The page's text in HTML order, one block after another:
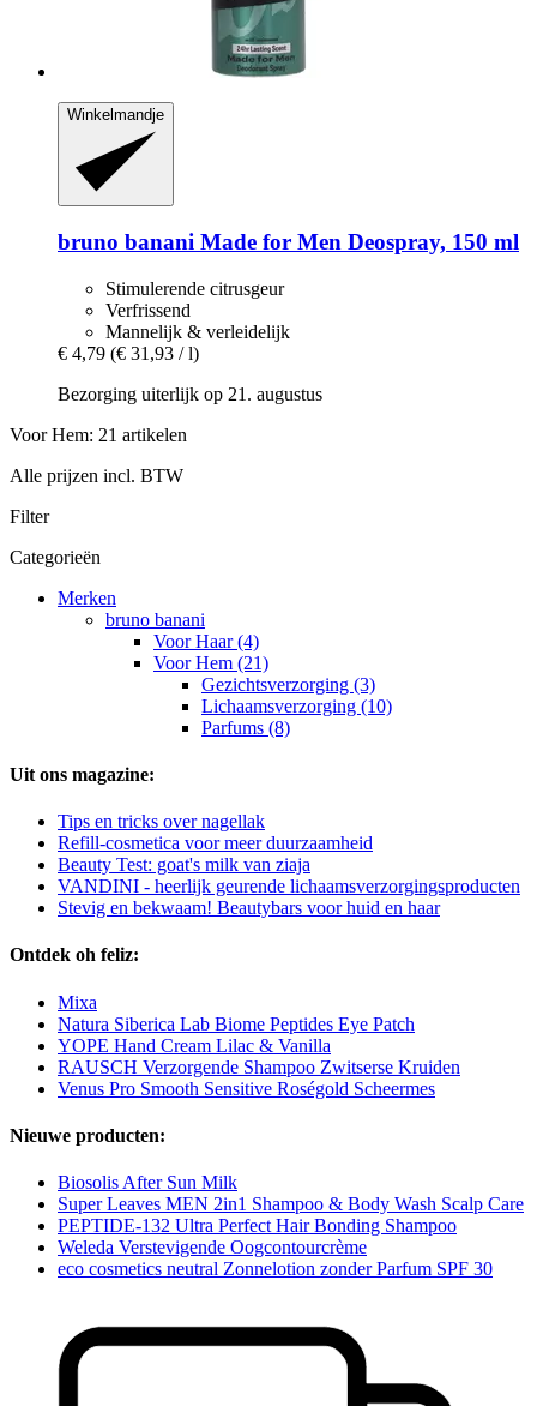
Winkelmandje
bruno banani Made for Men Deospray, 150 ml
Stimulerende citrusgeur
Verfrissend
Mannelijk & verleidelijk
€ 4,79 (€ 31,93 / l)
Bezorging uiterlijk op 21. augustus
Voor Hem: 21 artikelen
Alle prijzen incl. BTW
Filter
Categorieën
Merken
bruno banani
Voor Haar (4)
Voor Hem (21)
Gezichtsverzorging (3)
Lichaamsverzorging (10)
Parfums (8)
Uit ons magazine:
Tips en tricks over nagellak
Refill-cosmetica voor meer duurzaamheid
Beauty Test: goat's milk van ziaja
VANDINI - heerlijk geurende lichaamsverzorgingsproducten
Stevig en bekwaam! Beautybars voor huid en haar
Ontdek oh feliz:
Mixa
Natura Siberica Lab Biome Peptides Eye Patch
YOPE Hand Cream Lilac & Vanilla
RAUSCH Verzorgende Shampoo Zwitserse Kruiden
Venus Pro Smooth Sensitive Roségold Scheermes
Nieuwe producten:
Biosolis After Sun Milk
Super Leaves MEN 2in1 Shampoo & Body Wash Scalp Care
PEPTIDE-132 Ultra Perfect Hair Bonding Shampoo
Weleda Verstevigende Oogcontourcrème
eco cosmetics neutral Zonnelotion zonder Parfum SPF 30